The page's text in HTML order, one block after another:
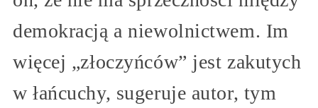
demokracją a niewolnictwem. Im
więcej „złoczyńców” jest zakutych
w łańcuchy, sugeruje autor, tym